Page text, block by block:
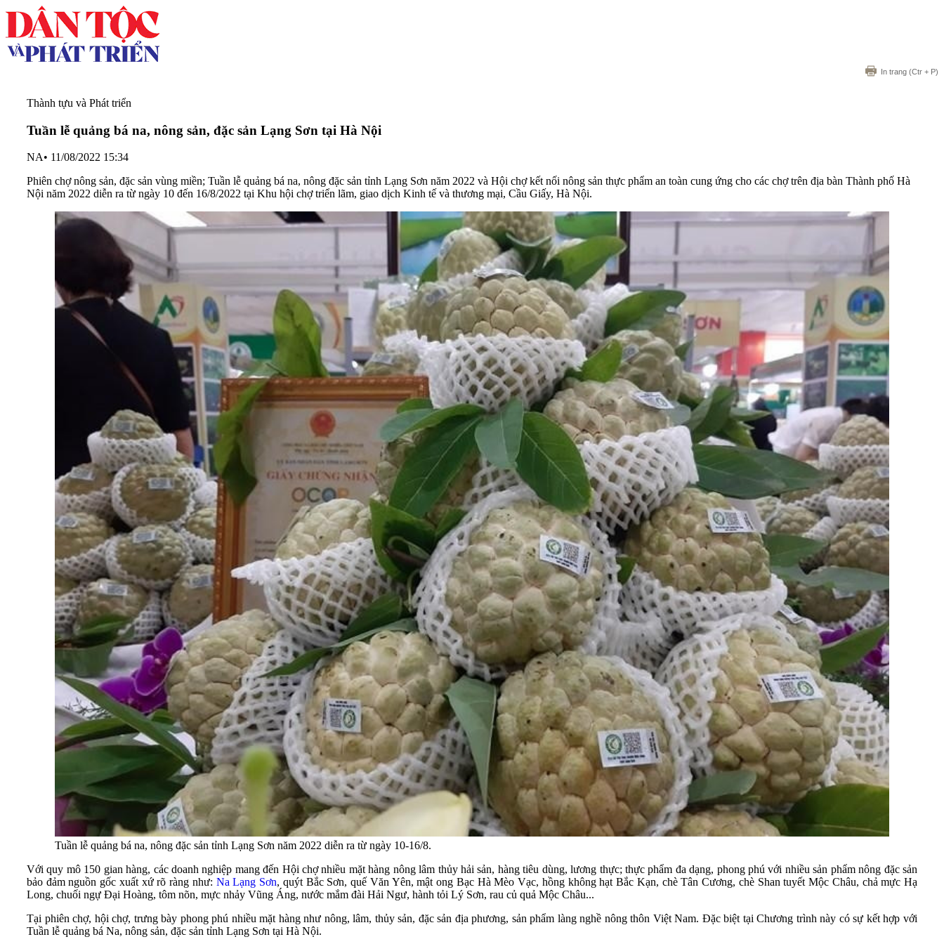
In trang (Ctr + P)
Thành tựu và Phát triển
Tuần lễ quảng bá na, nông sản, đặc sản Lạng Sơn tại Hà Nội
NA• 11/08/2022 15:34
Phiên chợ nông sản, đặc sản vùng miền; Tuần lễ quảng bá na, nông đặc sản tỉnh Lạng Sơn năm 2022 và Hội chợ kết nối nông sản thực phẩm an toàn cung ứng cho các chợ trên địa bàn Thành phố Hà
Nội năm 2022 diễn ra từ ngày 10 đến 16/8/2022 tại Khu hội chợ triển lãm, giao dịch Kinh tế và thương mại, Cầu Giấy, Hà Nội.
Tuần lễ quảng bá na, nông đặc sản tỉnh Lạng Sơn năm 2022 diễn ra từ ngày 10-16/8.
Với quy mô 150 gian hàng, các doanh nghiệp mang đến Hội chợ nhiều mặt hàng nông lâm thủy hải sản, hàng tiêu dùng, lương thực; thực phẩm đa dạng, phong phú với nhiều sản phẩm nông đặc sản
bảo đảm nguồn gốc xuất xứ rõ ràng như: Na Lạng Sơn, quýt Bắc Sơn, quế Văn Yên, mật ong Bạc Hà Mèo Vạc, hồng không hạt Bắc Kạn, chè Tân Cương, chè Shan tuyết Mộc Châu, chả mực Hạ
Long, chuối ngự Đại Hoàng, tôm nõn, mực nhảy Vũng Áng, nước mắm đài Hải Ngư, hành tỏi Lý Sơn, rau củ quả Mộc Châu...
Tại phiên chợ, hội chợ, trưng bày phong phú nhiều mặt hàng như nông, lâm, thủy sản, đặc sản địa phương, sản phẩm làng nghề nông thôn Việt Nam. Đặc biệt tại Chương trình này có sự kết hợp với
Tuần lễ quảng bá Na, nông sản, đặc sản tỉnh Lạng Sơn tại Hà Nội.